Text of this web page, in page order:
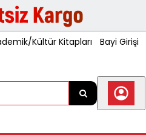
Kültür Kitapları Bayi Girişi